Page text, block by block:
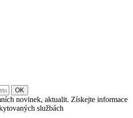
novinek, aktualit. Získejte informace
službách